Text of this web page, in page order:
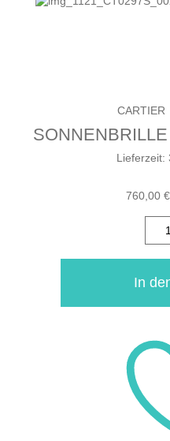
CARTIER
Lieferzeit:
760,00 €
In